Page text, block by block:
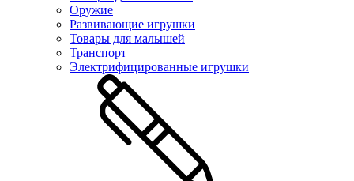
Оружие
Развивающие игрушки
Товары для малышей
Транспорт
Электрифицированные игрушки